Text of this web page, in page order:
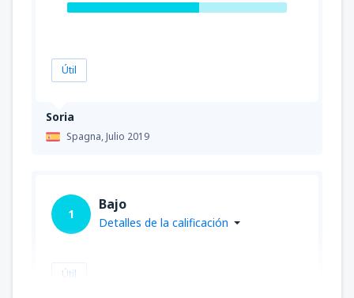
Soria
Spagna,Julio 2019
Útil
1
Bajo
Detalles de la calificación
Útil